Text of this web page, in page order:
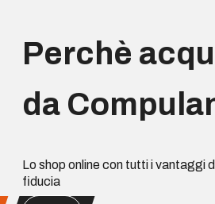
Perchè
da
Lo shop online con tutti i vantaggi
fiducia